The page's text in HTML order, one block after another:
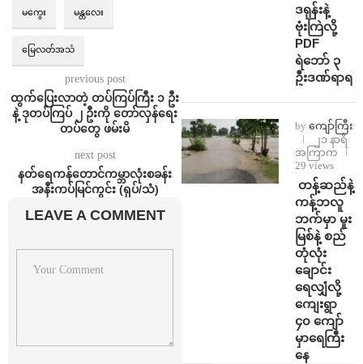
မကွေး မန္တလေး
မြေလတ်အသံ
previous post
ထွက်ပြေးလာတဲ့ တပ်ကြပ်ကြီး ၁ ဦး
နဲ့ ဒုတပ်ကြပ် ၂ ဦးကို တော်လှန်ရေး
တပ်တွေ ဖမ်းမိ
next post
နတ်ရေကန်တောင်ကမ္ဘာလုံးစခန်း
အနီးကပ်မြင်ကွင်း (ရုပ်/သံ)
LEAVE A COMMENT
ဒရုန်းနဲ့
ဗုံးကြဲလို့
PDF
ရဲဘော် ၃
ဦးဒဏ်ရာရ
by ကျော်ကြီး
၂၁ နာရီ
အကြာက
29 views
⁩ ⁨တန့်ဆည်နဲ့
ကန့်ဘလူ
ဘက်မှာ မူး
မြစ်နဲ့ စည်
တုံလုံး
ချောင်း
ရေလျှံလို့
ကျေးရွာ
၄၀ ကျော်
မှာရေကြီး
နေ